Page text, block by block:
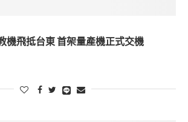
機飛抵台東 首架量產機正式交機